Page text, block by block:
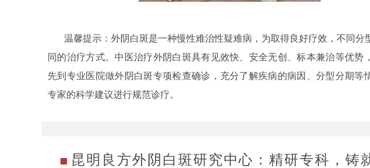
温馨提示：外阴白斑是一种慢性难治性疑难病，为取得良好疗效，不同分
同的治疗方式。中医治疗外阴白斑具有见效快、安全无创、标本兼治等优势
先到专业医院做外阴白斑专项检查确诊，充分了解疾病的病因、分型分期等
专家的科学建议进行规范诊疗。
昆明良方外阴白斑研究中心：精研专科，铸